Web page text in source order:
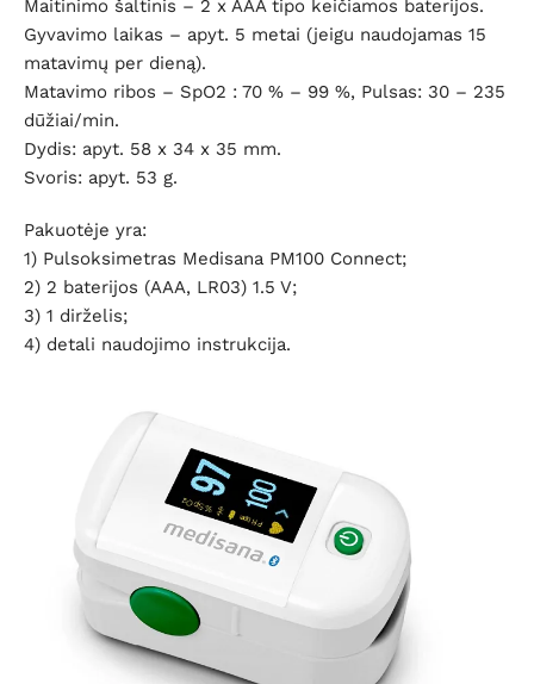
Maitinimo šaltinis – 2 x AAA tipo keičiamos baterijos.
Gyvavimo laikas – apyt. 5 metai (jeigu naudojamas 15
matavimų per dieną).
Matavimo ribos – SpO2 : 70 % – 99 %, Pulsas: 30 – 235
dūžiai/min.
Dydis: apyt. 58 x 34 x 35 mm.
Svoris: apyt. 53 g.
Pakuotėje yra:
1) Pulsoksimetras Medisana PM100 Connect;
2) 2 baterijos (AAA, LR03) 1.5 V;
3) 1 dirželis;
4) detali naudojimo instrukcija.